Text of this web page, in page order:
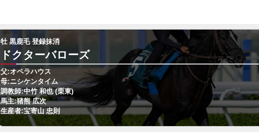
牡 黒鹿毛 登録抹消
ドクターバローズ
父:オペラハウス
母:ニシケンタイム
調教師:中竹 和也 (栗東)
馬主:猪熊 広次
生産者:宝寄山 忠則